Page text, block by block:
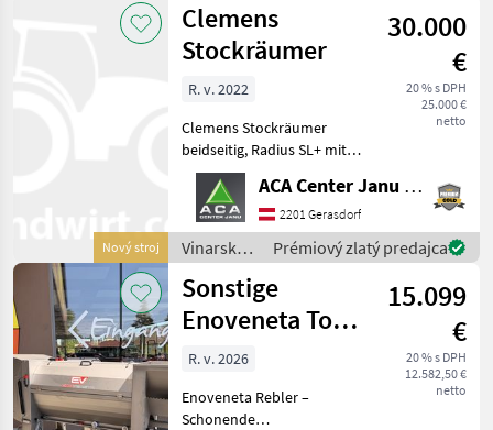
Ponuky
predajcov
Drobné
inzeráty
Nový stroj
Clemens
Stockräumer
30.000
€
20 % s DPH
25.000 €
netto
R. v. 2022
Clemens Stockräumer
beidseitig, Radius SL+ mit
Zinkenkreisel, SB 2
Geräteträger, Aushub
hydraulisch Links und
Rechts, Arbeitsbreite 2400 -
3400 mm, inkl. Ventilblock
ACA Center Janu GmbH
2201 Gerasdorf
Vinarské
stroje /
Clemens
Prémiový zlatý predajca
Sonstige
Enoveneta Top
10
15.099
€
20 % s DPH
12.582,50 €
netto
R. v. 2026
Enoveneta Rebler –
Schonende